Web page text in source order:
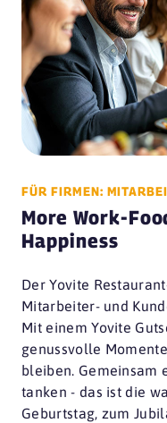
FÜR FIRMEN:
More Work-
Happiness
Der Yovite
Mitarbeiter- und
Mit einem Yovite
genussvolle
bleiben. Gemeinsam
tanken - das ist die
Geburtstag, zum